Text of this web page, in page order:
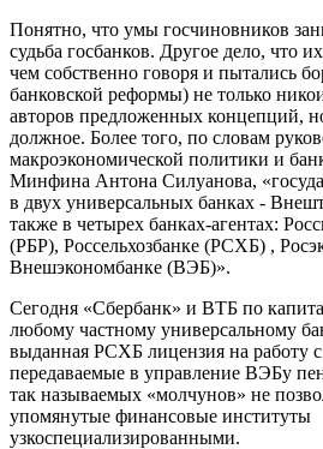
Понятно, что умы госчиновников
судьба госбанков. Другое дело, что
чем собственно говоря и пытались
банковской реформы) не только
авторов предложенных концепций,
должное. Более того, по словам
макроэкономической политики и
Минфина Антона Силуанова,
в двух универсальных банках -
также в четырех банках-агентах:
(РБР), Россельхозбанке (РСХБ) ,
Внешэкономбанке (ВЭБ)».
Сегодня «Сбербанк» и ВТБ по
любому частному универсальному
выданная РСХБ лицензия на работу
передаваемые в управление ВЭБу
так называемых «молчунов» не
упомянутые финансовые институты
узкоспециализированными.